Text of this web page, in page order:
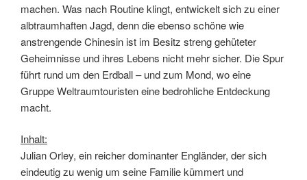
machen. Was nach Routine klingt, entwickelt sich zu einer
albtraumhaften Jagd, denn die ebenso schöne wie
anstrengende Chinesin ist im Besitz streng gehüteter
Geheimnisse und ihres Lebens nicht mehr sicher. Die Spur
führt rund um den Erdball – und zum Mond, wo eine
Gruppe Weltraumtouristen eine bedrohliche Entdeckung
macht.
Inhalt:
Julian Orley, ein reicher dominanter Engländer, der sich
eindeutig zu wenig um seine Familie kümmert und